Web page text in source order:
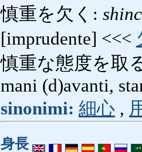
慎重を欠く:
[imprudente] <<<
慎重な態度を取
mani (d)avanti,
sinonimi: 細心 ,
身長